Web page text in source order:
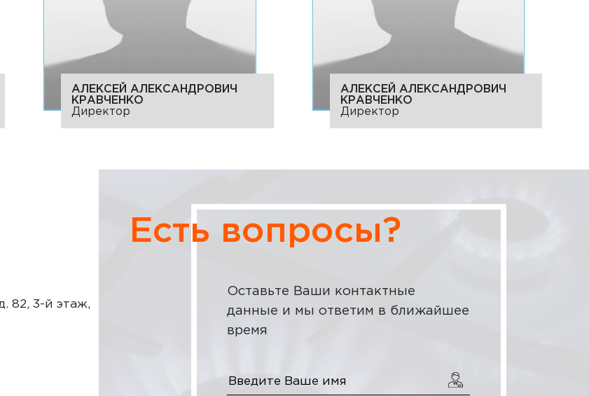
АЛЕКСЕЙ АЛЕКСАНДРОВИЧ
КРАВЧЕНКО
Директор
АЛЕКСЕЙ АЛЕКСАНДРОВИЧ
КРАВЧЕНКО
Директор
82, 3-й этаж,
Есть вопросы?
Оставьте Ваши контактные
данные и мы ответим в ближайшее
время